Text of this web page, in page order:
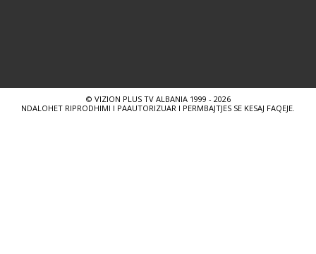
© VIZION PLUS TV ALBANIA 1999 - 2026
NDALOHET RIPRODHIMI I PAAUTORIZUAR I PERMBAJTJES SE KESAJ FAQEJE.